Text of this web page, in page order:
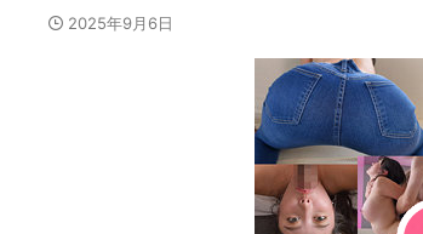
2025年9月6日